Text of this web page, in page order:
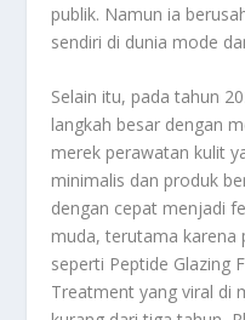
publik. Namun ia
sendiri di dunia mode
Selain itu, pada tahun
langkah besar dengan
merek perawatan kulit
minimalis dan produk
dengan cepat menjadi
muda, terutama karena
seperti Peptide Glazing
Treatment yang viral di